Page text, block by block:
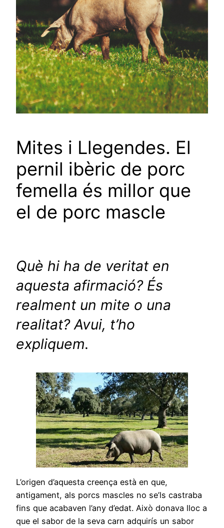
Mites i Llegendes. El
pernil ibèric de porc
femella és millor que
el de porc mascle
Què hi ha de veritat en
aquesta afirmació? És
realment un mite o una
realitat? Avui, t’ho
expliquem.
L’origen d’aquesta creença està en que,
antigament, als porcs mascles no se’ls castraba
fins que acabaven l’any d’edat. Això donava lloc a
que el sabor de la seva carn adquirís un sabor